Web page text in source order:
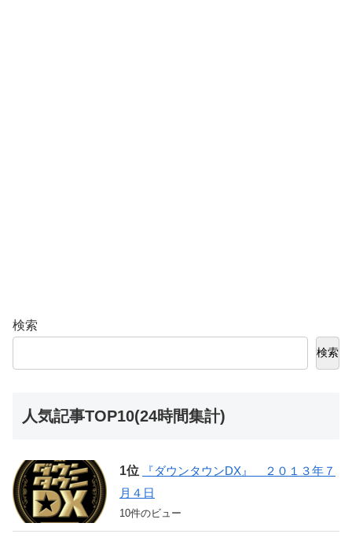
検索
検索
人気記事TOP10(24時間集計)
『ダウンタウンDX』 ２０１３年７
月４日
10件のビュー